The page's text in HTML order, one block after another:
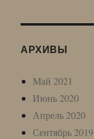
АРХИВЫ
Май 2021
Июнь 2020
Апрель 2020
Сентябрь 2019